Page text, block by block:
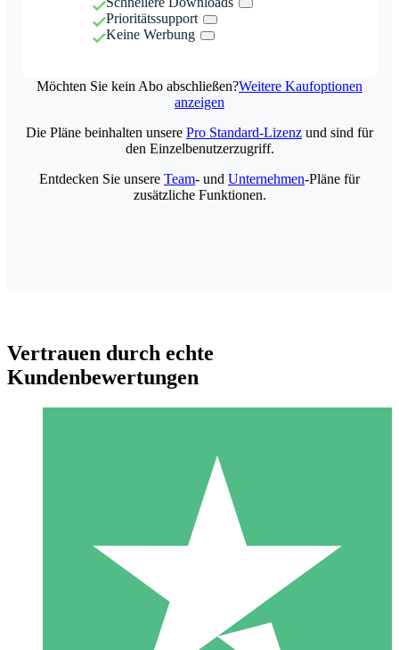
Prioritätssupport
Keine Werbung
Möchten Sie kein Abo abschließen?Weitere Kaufoptionen
anzeigen
Individuelle Credit-Pakete
Zahlen Sie nach Bedarf mit Download-Credits. Keine
monatliche Verpflichtung erforderlich.
10 00
Die Pläne beinhalten unsere Pro Standard-Lizenz und sind für
den Einzelbenutzerzugriff.
Entdecken Sie unsere Team- und Unternehmen-Pläne für
zusätzliche Funktionen.
Vertrauen durch echte
Kundenbewertungen